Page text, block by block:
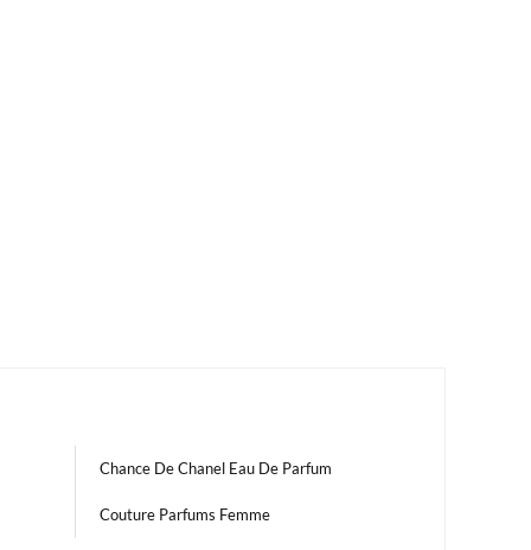
Chance De Chanel Eau De Parfum
Couture Parfums Femme